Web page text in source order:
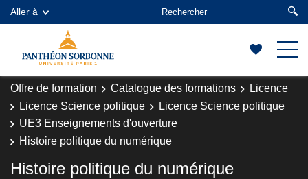
Aller à
Offre de formation Catalogue des formations
Licence
Licence Science politique
Licence Science politique
UE3 Enseignements d'ouverture
Histoire politique du numérique
Histoire politique du numérique